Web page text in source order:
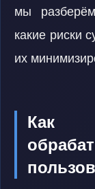
мы
какие риски
их
Как